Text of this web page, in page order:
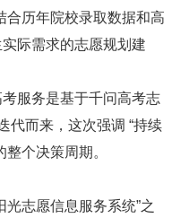
合历年院校录取数据和高
际需求的志愿规划建
服务是基于千问高考志
代而来，这次强调 “持续
个决策周期。
光志愿信息服务系统”之